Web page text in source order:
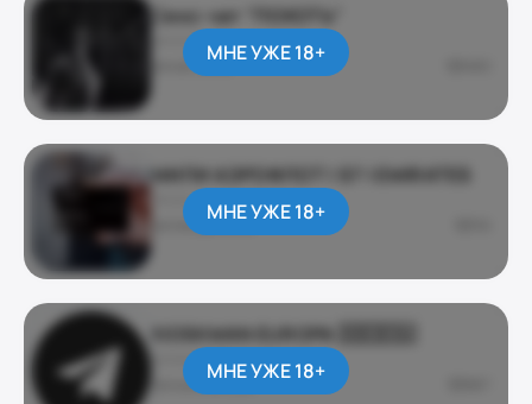
Секс-чат "ПОХОТЬ"
ЭРОТИКА 18+
@matrixxxa
МНЕ УЖЕ 18+
МИЛИ АЭРОФЛОТ | S7 | EMIRATES
ПРОГНОЗЫ И СТАВКИ
@milesaeroflot
МНЕ УЖЕ 18+
KIOSKMAN EUROPA 🇩🇪🇪🇺
ДЛЯ ВЗРОСЛЫХ
@kioskman_eu
МНЕ УЖЕ 18+